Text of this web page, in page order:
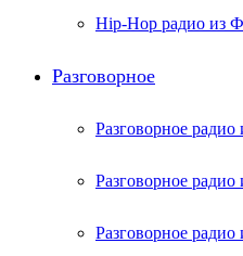
Hip-Hop радио из
Разговорное
Разговорное радио
Разговорное
Разговорное радио